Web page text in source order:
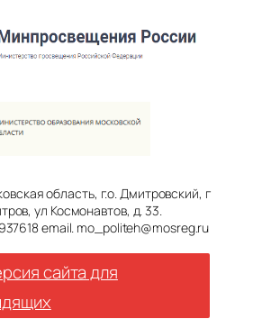
область, г.о. Дмитровский, г
ул Космонавтов, д. 33.
email. mo_politeh@mosreg.ru
сайта для